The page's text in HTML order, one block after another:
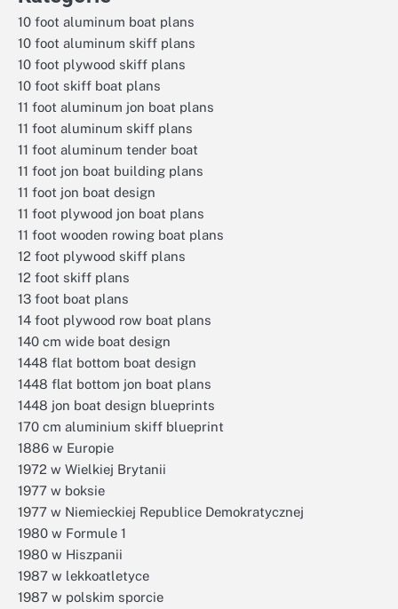
10 foot aluminum boat plans
10 foot aluminum skiff plans
10 foot plywood skiff plans
10 foot skiff boat plans
11 foot aluminum jon boat plans
11 foot aluminum skiff plans
11 foot aluminum tender boat
11 foot jon boat building plans
11 foot jon boat design
11 foot plywood jon boat plans
11 foot wooden rowing boat plans
12 foot plywood skiff plans
12 foot skiff plans
13 foot boat plans
14 foot plywood row boat plans
140 cm wide boat design
1448 flat bottom boat design
1448 flat bottom jon boat plans
1448 jon boat design blueprints
170 cm aluminium skiff blueprint
1886 w Europie
1972 w Wielkiej Brytanii
1977 w boksie
1977 w Niemieckiej Republice Demokratycznej
1980 w Formule 1
1980 w Hiszpanii
1987 w lekkoatletyce
1987 w polskim sporcie